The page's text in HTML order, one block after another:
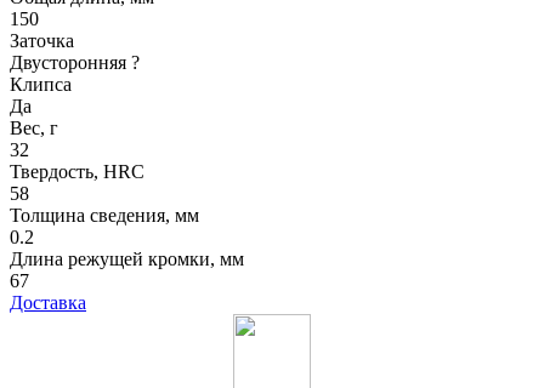
150
Заточка
Двусторонняя ?
Клипса
Да
Вес, г
32
Твердость, HRC
58
Толщина сведения, мм
0.2
Длина режущей кромки, мм
67
Доставка